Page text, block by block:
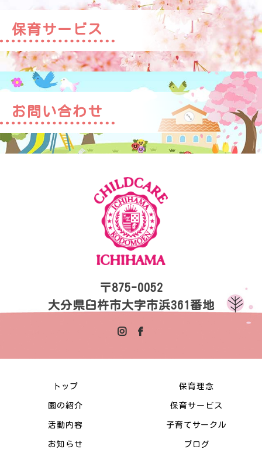
保育サービス
お問い合わせ
〒875-0052
大分県臼杵市大字市浜361番地
トップ 保育理念
園の紹介 保育サービス
活動内容 子育てサークル
お知らせ ブログ